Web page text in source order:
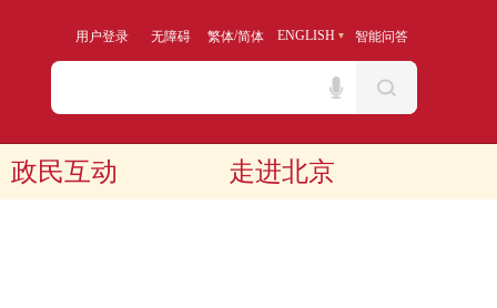
用户登录 无障碍 繁体/简体 ENGLISH 智能问答
政民互动 走进北京